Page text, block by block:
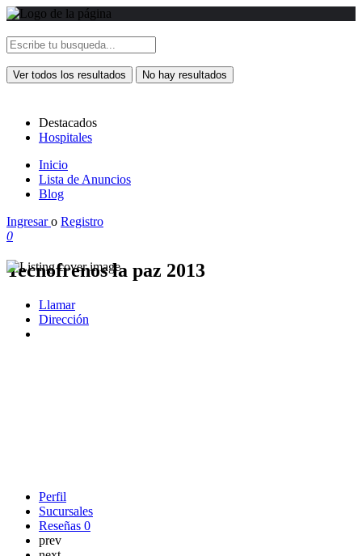
Ver todos los resultados No hay resultados
Destacados
Hospitales
Inicio
Lista de Anuncios
Blog
Ingresaro Registro
0
Tecnofrenos la paz 2013
Llamar
Dirección
Perfil
Sucursales
Reseñas 0
prev